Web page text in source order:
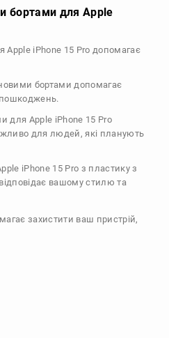
бортами для Apple
Apple iPhone 15 Pro допомагає
бортами допомагає
пошкоджень.
для Apple iPhone 15 Pro
для людей, які планують
iPhone 15 Pro з пластику з
вашому стилю та
захистити ваш пристрій,